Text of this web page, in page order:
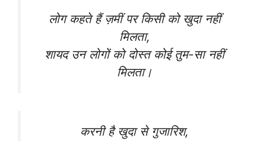
लोग कहते हैं ज़मीं पर किसी को खुदा नहीं
मिलता,
शायद उन लोगों को दोस्त कोई तुम-सा नहीं
मिलता।
करनी है खुदा से गुजारिश,